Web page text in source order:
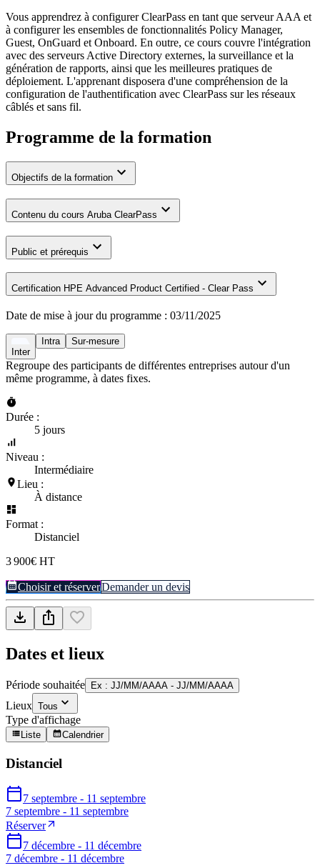
Vous apprendrez à configurer ClearPass en tant que serveur AAA et
à configurer les ensembles de fonctionnalités Policy Manager,
Guest, OnGuard et Onboard. En outre, ce cours couvre l'intégration
avec des serveurs Active Directory externes, la surveillance et la
génération de rapports, ainsi que les meilleures pratiques de
déploiement. L'apprenant disposera d'une compréhension de la
configuration de l'authentification avec ClearPass sur les réseaux
câblés et sans fil.
Programme de la formation
Objectifs de la formation
Contenu du cours Aruba ClearPass
Public et prérequis
Certification HPE Advanced Product Certified - Clear Pass
Date de mise à jour du programme : 03/11/2025
Inter
Intra Sur-mesure
Regroupe des participants de différentes entreprises autour d'un
même programme, à dates fixes.
Durée :
5 jours
Niveau :
Intermédiaire
Lieu :
À distance
Format :
Distanciel
3 900€ HT
Choisir et réserverDemander un devis
Dates et lieux
Période souhaitée Ex : JJ/MM/AAAA - JJ/MM/AAAA
Lieux Tous
Type d'affichage
Liste Calendrier
Distanciel
7 septembre - 11 septembre
7 septembre - 11 septembre
Réserver
7 décembre - 11 décembre
7 décembre - 11 décembre